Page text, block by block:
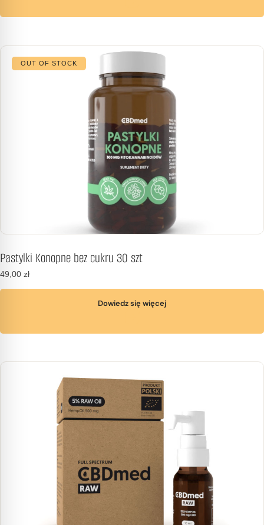
OUT OF STOCK
Pastylki Konopne bez cukru 30 szt
49,00 zł
Dowiedz się więcej